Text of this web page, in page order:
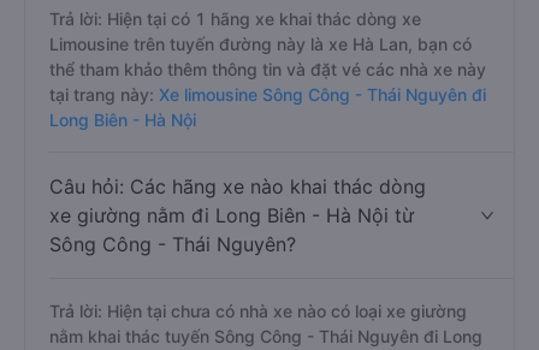
Trả lời: Hiện tại có 1 hãng xe khai thác dòng xe
Limousine trên tuyến đường này là xe Hà Lan, bạn có
thể tham khảo thêm thông tin và đặt vé các nhà xe này
tại trang này: Xe limousine Sông Công - Thái Nguyên đi
Long Biên - Hà Nội
Câu hỏi: Các hãng xe nào khai thác dòng
xe giường nằm đi Long Biên - Hà Nội từ
Sông Công - Thái Nguyên?
Trả lời: Hiện tại chưa có nhà xe nào có loại xe giường
nằm khai thác tuyến Sông Công - Thái Nguyên đi Long